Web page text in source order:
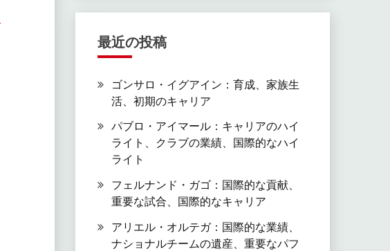
最近の投稿
ゴンサロ・イグアイン：育成、家族生
活、初期のキャリア
パブロ・アイマール：キャリアのハイ
ライト、クラブの業績、国際的なハイ
ライト
フェルナンド・ガゴ：国際的な貢献、
重要な試合、国際的なキャリア
アリエル・オルテガ：国際的な業績、
ナショナルチームの遺産、重要なパフ